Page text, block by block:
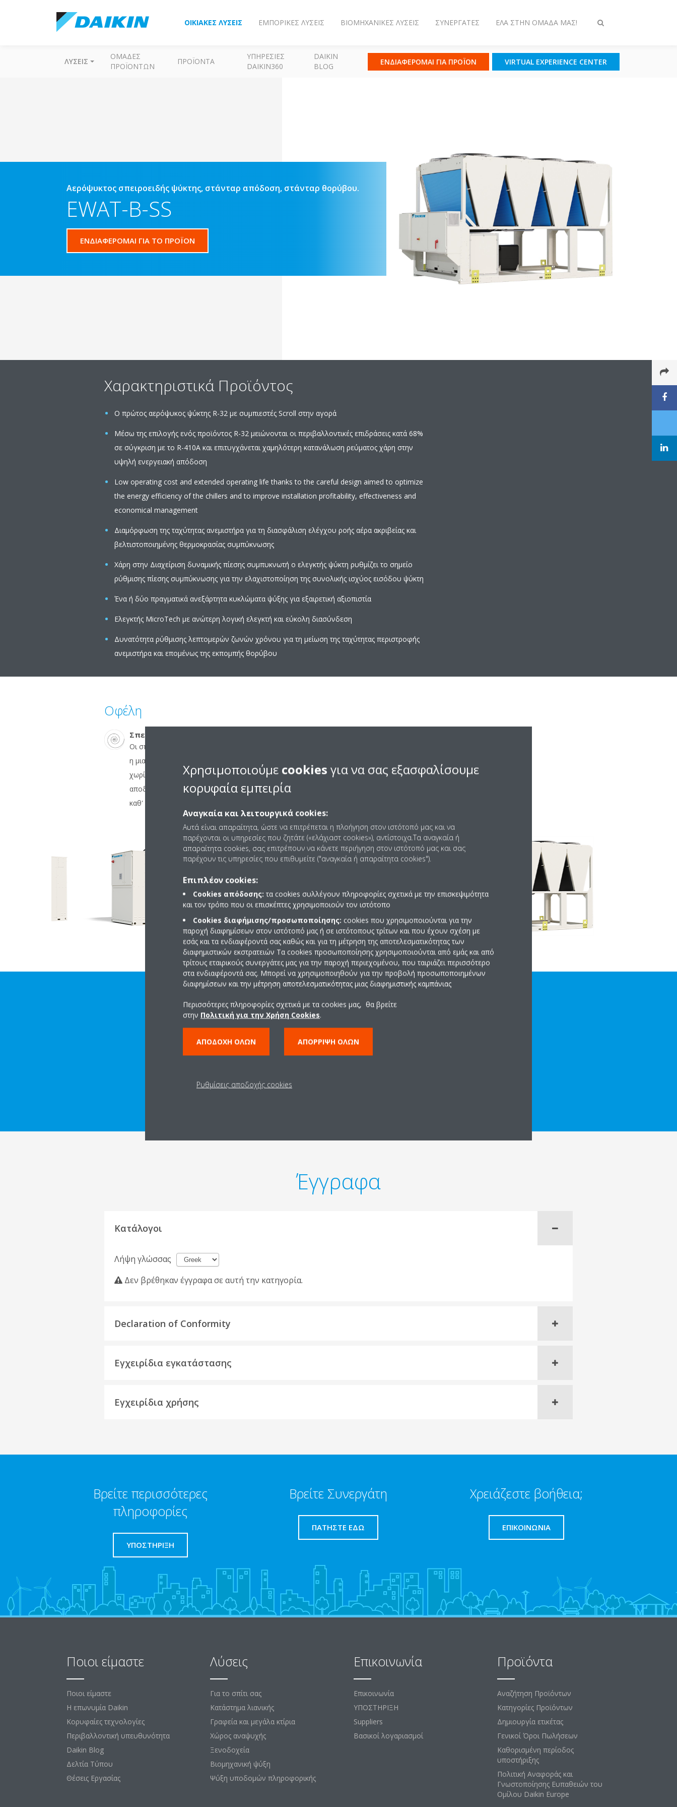
Εναλλαγή
ΟΙΚΙΑΚΈΣ ΛΎΣΕΙΣ ΕΜΠΟΡΙΚΈΣ ΛΎΣΕΙΣ ΒΙΟΜΗΧΑΝΙΚΈΣ ΛΎΣΕΙΣ ΣΥΝΕΡΓΆΤΕΣ ΈΛΑ ΣΤΗΝ ΟΜΆΔΑ ΜΑΣ!
ΛΎΣΕΙΣ
ΟΜΆΔΕΣ
ΠΡΟΪΌΝΤΩΝ
ΠΡΟΪΌΝΤΑ
ΥΠΗΡΕΣΊΕΣ
DAIKIN360
DAIKIN
BLOG
ΕΝΔΙΑΦΕΡΟΜΑΙ ΓΙΑ ΠΡΟΪΟΝ VIRTUAL EXPERIENCE CENTER
Αερόψυκτος σπειροειδής ψύκτης, στάνταρ απόδοση, στάνταρ θορύβου.
EWAT-B-SS
ΕΝΔΙΑΦΕΡΟΜΑΙ ΓΙΑ ΤΟ ΠΡΟΪΟΝ
Χαρακτηριστικά Προϊόντος
Ο πρώτος αερόψυκος ψύκτης R-32 με συμπιεστές Scroll στην αγορά
Μέσω της επιλογής ενός προϊόντος R-32 μειώνονται οι περιβαλλοντικές επιδράσεις κατά 68%
σε σύγκριση με το R-410A και επιτυγχάνεται χαμηλότερη κατανάλωση ρεύματος χάρη στην
υψηλή ενεργειακή απόδοση
Low operating cost and extended operating life thanks to the careful design aimed to optimize
the energy efficiency of the chillers and to improve installation profitability, effectiveness and
economical management
Διαμόρφωση της ταχύτητας ανεμιστήρα για τη διασφάλιση ελέγχου ροής αέρα ακριβείας και
βελτιστοποιημένης θερμοκρασίας συμπύκνωσης
Χάρη στην Διαχείριση δυναμικής πίεσης συμπυκνωτή ο ελεγκτής ψύκτη ρυθμίζει το σημείο
ρύθμισης πίεσης συμπύκνωσης για την ελαχιστοποίηση της συνολικής ισχύος εισόδου ψύκτη
Ένα ή δύο πραγματικά ανεξάρτητα κυκλώματα ψύξης για εξαιρετική αξιοπιστία
Ελεγκτής MicroTech με ανώτερη λογική ελεγκτή και εύκολη διασύνδεση
Δυνατότητα ρύθμισης λεπτομερών ζωνών χρόνου για τη μείωση της ταχύτητας περιστροφής
ανεμιστήρα και επομένως της εκπομπής θορύβου
Οφέλη
Σπειροειδής συμπιεστής
Οι σπειροειδείς συμπιεστές αποτελούνται από δύο σπείρες,
η μια είναι σταθερή ενώ η άλλη διεξάγει έκκεντρη τροχιά
χωρίς να περιστρέφεται. Σχεδιασμένοι για μικρές και μέσες
αποδόσεις, παρέχουν συνεχή αξιοπιστία και υψηλή απόδοση
καθ' όλη τη διάρκεια της ζωής τους.
Τεχνικά χαρακτηριστικά
ΛΉΨΗ ΑΡΧΕΊΟΥ ΜΕ ΤΕΧΝΙΚΆ ΧΑΡΑΚΤΗΡΙΣΤΙΚΆ ΠΡΟΪΌΝΤΟΣ
Έγγραφα
Κατάλογοι
Λήψη γλώσσας
Δεν βρέθηκαν έγγραφα σε αυτή την κατηγορία.
Declaration of Conformity
Εγχειρίδια εγκατάστασης
Εγχειρίδια χρήσης
Βρείτε περισσότερες
πληροφορίες
ΥΠΟΣΤΗΡΙΞΗ
Βρείτε Συνεργάτη
ΠΑΤΉΣΤΕ ΕΔΏ
Χρειάζεστε βοήθεια;
ΕΠΙΚΟΙΝΩΝΊΑ
Ποιοι είμαστε
Ποιοι είμαστε
Η επωνυμία Daikin
Κορυφαίες τεχνολογίες
Περιβαλλοντική υπευθυνότητα
Daikin Blog
Δελτία Τύπου
Θέσεις Εργασίας
Λύσεις
Για το σπίτι σας
Κατάστημα λιανικής
Γραφεία και μεγάλα κτίρια
Χώρος αναψυχής
Ξενοδοχεία
Βιομηχανική ψύξη
Ψύξη υποδομών πληροφορικής
Επικοινωνία
Επικοινωνία
ΥΠΟΣΤΗΡΙΞΗ
Suppliers
Βασικοί λογαριασμοί
Προϊόντα
Αναζήτηση Προϊόντων
Κατηγορίες Προϊόντων
Δημιουργία ετικέτας
Γενικοί Όροι Πωλήσεων
Καθορισμένη περίοδος
υποστήριξης
Πολιτική Αναφοράς και
Γνωστοποίησης Ευπαθειών του
Ομίλου Daikin Europe
Χρησιμοποιούμε cookies για να σας εξασφαλίσουμε
κορυφαία εμπειρία
Αναγκαία και λειτουργικά cookies:
Αυτά είναι απαραίτητα, ώστε να επιτρέπεται η πλοήγηση στον ιστότοπό μας και να
παρέχονται οι υπηρεσίες που ζητάτε («ελάχιαστ cookies»), αντίστοιχα.Τα αναγκαία ή
απαραίτητα cookies, σας επιτρέπουν να κάνετε περιήγηση στον ιστότοπό μας και σας
παρέχουν τις υπηρεσίες που επιθυμείτε ("αναγκαία ή απαραίτητα cookies").
Επιπλέον cookies:
Cookies απόδοσης: τα cookies συλλέγουν πληροφορίες σχετικά με την επισκεψιμότητα
και τον τρόπο που οι επισκέπτες χρησιμοποιούν τον ιστότοπο
Cookies διαφήμισης/προσωποποίησης: cookies που χρησιμοποιούνται για την
παροχή διαφημίσεων στον ιστότοπό μας ή σε ιστότοπους τρίτων και που έχουν σχέση με
εσάς και τα ενδιαφέροντά σας καθώς και για τη μέτρηση της αποτελεσματικότητας των
διαφημιστικών εκστρατειών Τα cookies προσωποποίησης χρησιμοποιούνται από εμάς και από
τρίτους εταιρικούς συνεργάτες μας για την παροχή περιεχομένου, που ταιριάζει περισσότερο
στα ενδιαφέροντά σας. Μπορεί να χρησιμοποιηθούν για την προβολή προσωποποιημένων
διαφημίσεων και την μέτρηση αποτελεσματικότητας μιας διαφημιστικής καμπάνιας
Περισσότερες πληροφορίες σχετικά με τα cookies μας, θα βρείτε
στην Πολιτική για την Χρήση Cookies.
ΑΠΟΔΟΧΉ ΌΛΩΝ ΑΠΌΡΡΙΨΗ ΌΛΩΝ
Ρυθμίσεις αποδοχής cookies